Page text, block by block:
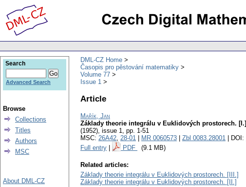
DML-CZ Home
Časopis pro pěstování matematiky
Volume 77
Issue 1
Article
Mařík, Jan
Základy theorie integrálu v Euklidových prostorech. [I.]
(1952), issue 1, pp. 1-51
MSC: 26A42, 28-01 MR 0060573 Zbl 0083.28001 | DOI:
Full entry
PDF (9.1 MB)
Related articles:
Základy theorie integrálu v Euklidových prostorech. [III.]
Základy theorie integrálu v Euklidových prostorech. [II.]
Search
Advanced Search
Browse
Collections
Titles
Authors
MSC
About DML-CZ